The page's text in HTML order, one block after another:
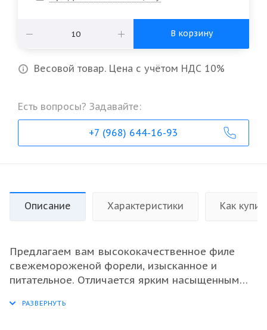
В корзину
Весовой товар. Цена с учётом НДС 10%
Есть вопросы? Задавайте:
+7 (968) 644-16-93
Описание Характеристики Как
Предлагаем вам высококачественное филе
свежемороженой форели, изысканное и
питательное. Отличается ярким насыщенным
подходит как для ресторанного меню, так и для